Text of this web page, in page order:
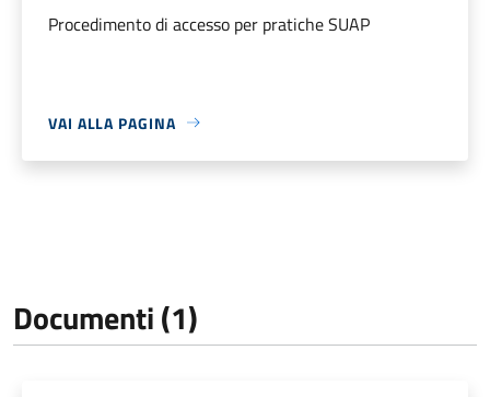
Procedimento di accesso per pratiche SUAP
VAI ALLA PAGINA
Documenti (1)